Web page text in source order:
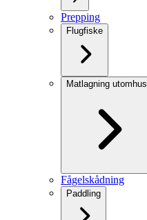
Prepping
Flugfiske
Matlagning utomhus
Fågelskådning
Paddling